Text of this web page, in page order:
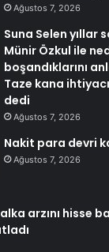
Ağustos 7, 2026
Suna Selen yıllar
Münir Özkul ile
boşandıklarını
Taze kana
dedi
Ağustos 7, 2026
Nakit para devri
Ağustos 7, 2026
arzını hisse